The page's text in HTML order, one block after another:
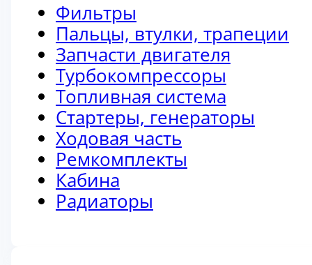
Фильтры
Пальцы, втулки, трапеции
Запчасти двигателя
Турбокомпрессоры
Топливная система
Стартеры, генераторы
Ходовая часть
Ремкомплекты
Кабина
Радиаторы